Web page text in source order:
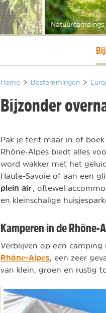
Natuurcampings
Home > Bestemmingen >
Bijzonder
Pak je tent maar in of
Rhône-Alpes biedt alles
word wakker met het
Haute-Savoie of aan een
plein air', oftewel
en kleinschalige
Kamperen in de Rhône-
Verblijven op een
Rhône-Alpes, een zeer
van klein, groen en rustig